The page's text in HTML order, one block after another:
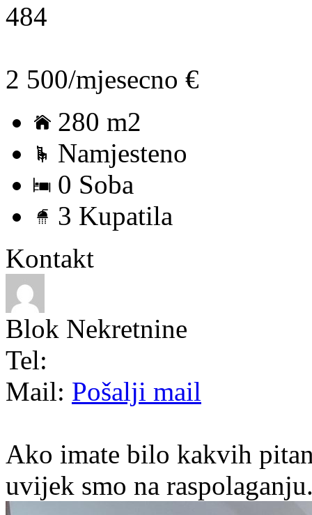
484
2 500/mjesecno €
280 m2
Namjesteno
0 Soba
3 Kupatila
Kontakt
Blok Nekretnine
Tel:
Mail: Pošalji mail
Ako imate bilo kakvih
uvijek smo na